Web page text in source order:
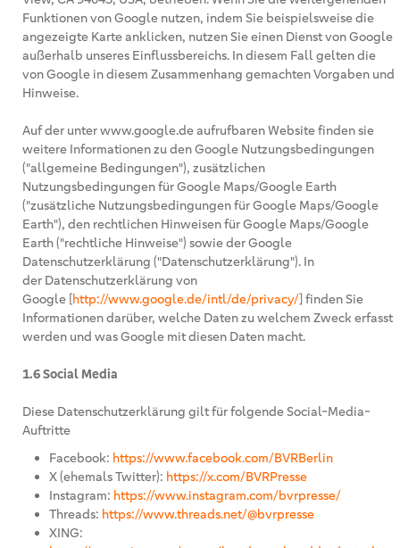
Funktionen von Google nutzen, indem Sie beispielsweise die
angezeigte Karte anklicken, nutzen Sie einen Dienst von Google
außerhalb unseres Einflussbereichs. In diesem Fall gelten die
von Google in diesem Zusammenhang gemachten Vorgaben und
Hinweise.
Auf der unter www.google.de aufrufbaren Website finden sie
weitere Informationen zu den Google Nutzungsbedingungen
("allgemeine Bedingungen"), zusätzlichen
Nutzungsbedingungen für Google Maps/Google Earth
("zusätzliche Nutzungsbedingungen für Google Maps/Google
Earth"), den rechtlichen Hinweisen für Google Maps/Google
Earth ("rechtliche Hinweise") sowie der Google
Datenschutzerklärung ("Datenschutzerklärung"). In
der Datenschutzerklärung von
Google [http://www.google.de/intl/de/privacy/] finden Sie
Informationen darüber, welche Daten zu welchem Zweck erfasst
werden und was Google mit diesen Daten macht.
1.6 Social Media
Diese Datenschutzerklärung gilt für folgende Social-Media-
Auftritte
Facebook: https://www.facebook.com/BVRBerlin
X (ehemals Twitter): https://x.com/BVRPresse
Instagram: https://www.instagram.com/bvrpresse/
Threads: https://www.threads.net/@bvrpresse
XING: